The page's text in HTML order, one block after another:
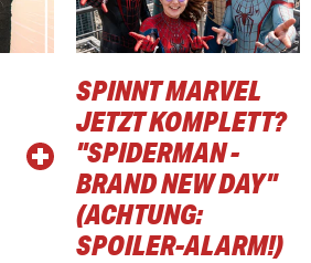
SPINNT MARVEL
JETZT KOMPLETT?
"SPIDERMAN -
BRAND NEW DAY"
(ACHTUNG:
SPOILER-ALARM!)